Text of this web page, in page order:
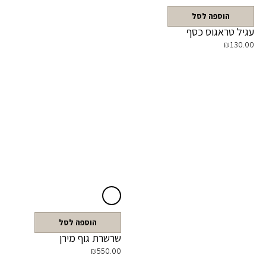
הוספה לסל
עגיל טראגוס כסף
₪130.00
הוספה לסל
שרשרת גוף מירן
₪550.00